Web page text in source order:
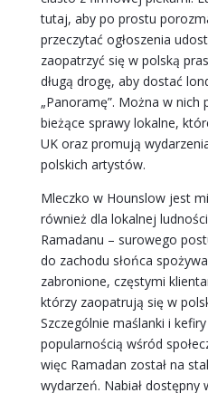
tutaj, aby po prostu
przeczytać ogłoszenia
zaopatrzyć się w polską
długą drogę, aby dostać
„Panoramę”. Można w nich
bieżące sprawy lokalne,
UK oraz promują
polskich artystów.
Mleczko w Hounslow jest
również dla lokalnej
Ramadanu – surowego
do zachodu słońca
zabronione, częstymi
którzy zaopatrują się w
Szczególnie maślanki i
popularnością wśród
więc Ramadan został na
wydarzeń. Nabiał dostępny